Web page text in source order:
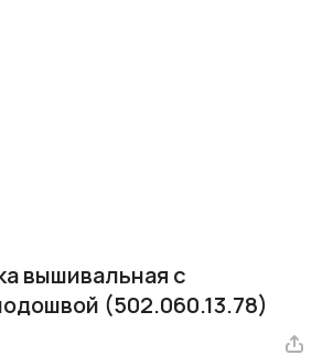
вышивальная с
(502.060.13.78)